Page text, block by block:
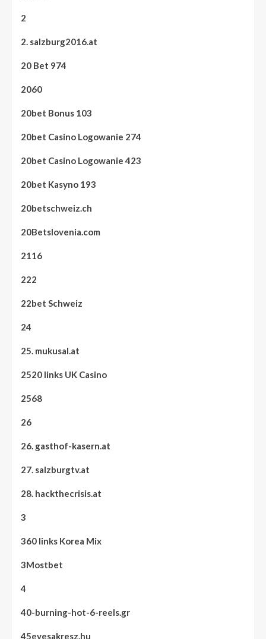
2
2. salzburg2016.at
20 Bet 974
2060
20bet Bonus 103
20bet Casino Logowanie 274
20bet Casino Logowanie 423
20bet Kasyno 193
20betschweiz.ch
20Betslovenia.com
2116
222
22bet Schweiz
24
25. mukusal.at
2520 links UK Casino
2568
26
26. gasthof-kasern.at
27. salzburgtv.at
28. hackthecrisis.at
3
360 links Korea Mix
3Mostbet
4
40-burning-hot-6-reels.gr
45evesakresz.hu